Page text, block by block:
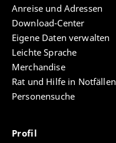
Anreise und Adressen
Download-Center
Eigene Daten verwalten
Leichte Sprache
Merchandise
Rat und Hilfe in Notfällen
Personensuche
Profil